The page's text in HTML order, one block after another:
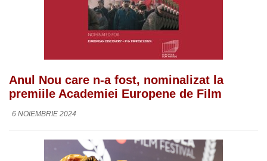
Anul Nou care n-a fost, nominalizat la
premiile Academiei Europene de Film
6 NOIEMBRIE 2024